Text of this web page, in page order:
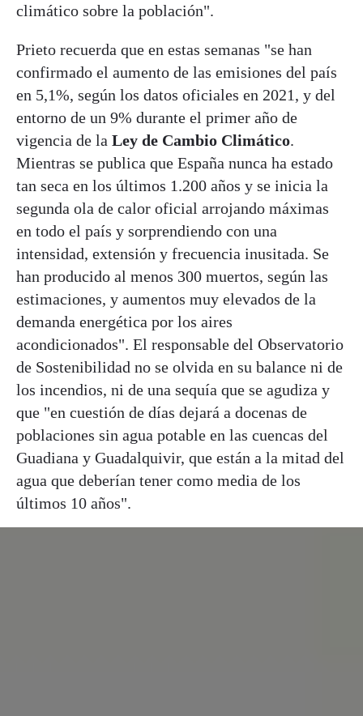
climático sobre la población".
Prieto recuerda que en estas semanas "se han
confirmado el aumento de las emisiones del país
en 5,1%, según los datos oficiales en 2021, y del
entorno de un 9% durante el primer año de
vigencia de la Ley de Cambio Climático.
Mientras se publica que España nunca ha estado
tan seca en los últimos 1.200 años y se inicia la
segunda ola de calor oficial arrojando máximas
en todo el país y sorprendiendo con una
intensidad, extensión y frecuencia inusitada. Se
han producido al menos 300 muertos, según las
estimaciones, y aumentos muy elevados de la
demanda energética por los aires
acondicionados". El responsable del Observatorio
de Sostenibilidad no se olvida en su balance ni de
los incendios, ni de una sequía que se agudiza y
que "en cuestión de días dejará a docenas de
poblaciones sin agua potable en las cuencas del
Guadiana y Guadalquivir, que están a la mitad del
agua que deberían tener como media de los
últimos 10 años".